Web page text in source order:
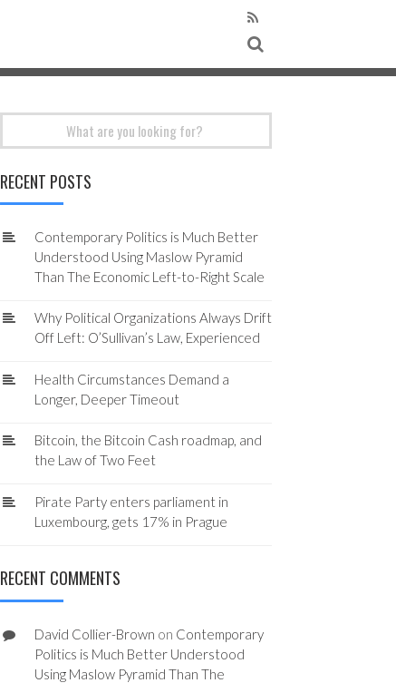
RECENT POSTS
Contemporary Politics is Much Better
Understood Using Maslow Pyramid
Than The Economic Left-to-Right Scale
Why Political Organizations Always Drift
Off Left: O’Sullivan’s Law, Experienced
Health Circumstances Demand a
Longer, Deeper Timeout
Bitcoin, the Bitcoin Cash roadmap, and
the Law of Two Feet
Pirate Party enters parliament in
Luxembourg, gets 17% in Prague
RECENT COMMENTS
David Collier-Brown on Contemporary
Politics is Much Better Understood
Using Maslow Pyramid Than The